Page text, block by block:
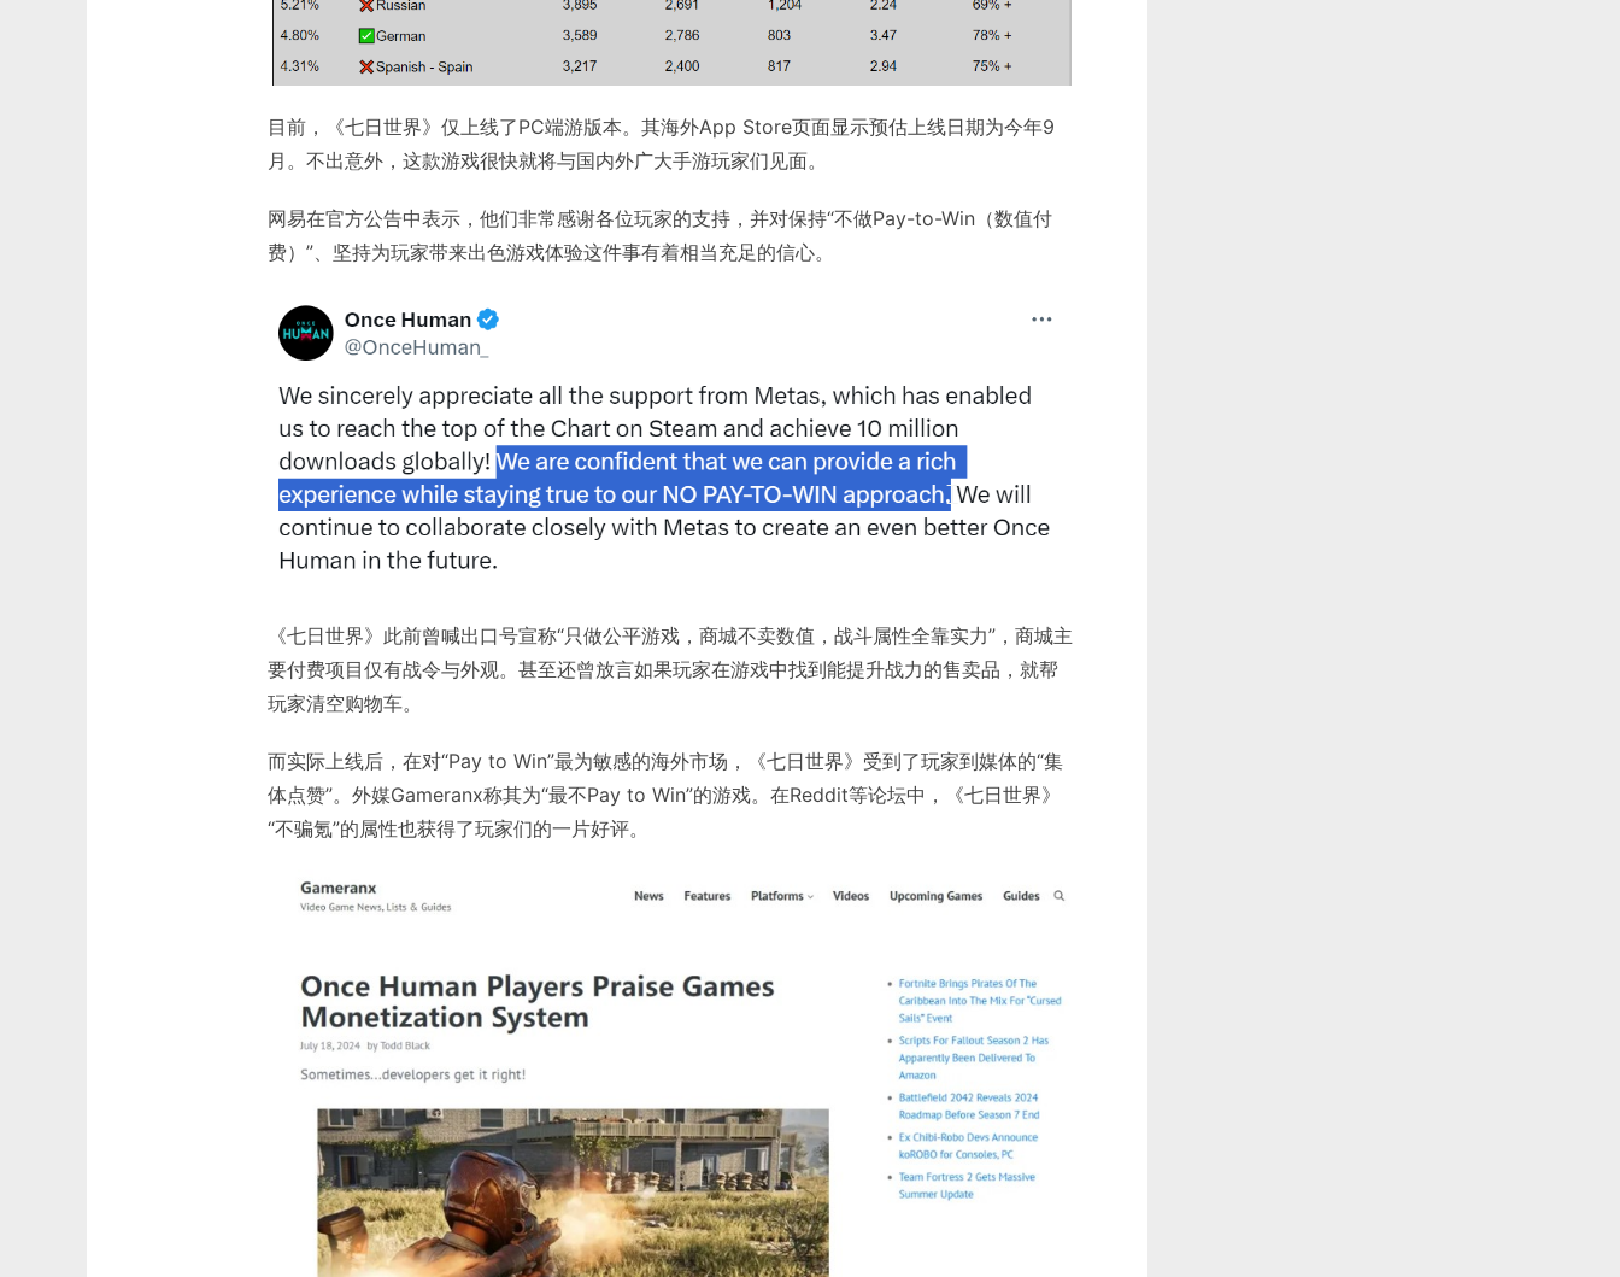
目前，《七日世界》仅上线了PC端游版本。其海外App Store页面显示预估上线日期为今年9
月。不出意外，这款游戏很快就将与国内外广大手游玩家们见面。
网易在官方公告中表示，他们非常感谢各位玩家的支持，并对保持“不做Pay-to-Win（数值付
费）”、坚持为玩家带来出色游戏体验这件事有着相当充足的信心。
《七日世界》此前曾喊出口号宣称“只做公平游戏，商城不卖数值，战斗属性全靠实力”，商城主
要付费项目仅有战令与外观。甚至还曾放言如果玩家在游戏中找到能提升战力的售卖品，就帮
玩家清空购物车。
而实际上线后，在对“Pay to Win”最为敏感的海外市场，《七日世界》受到了玩家到媒体的“集
体点赞”。外媒Gameranx称其为“最不Pay to Win”的游戏。在Reddit等论坛中，《七日世界》
“不骗氪”的属性也获得了玩家们的一片好评。